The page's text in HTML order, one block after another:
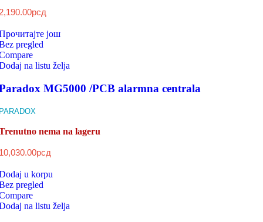
рсд
још
pregled
na listu želja
MG5000 /PCB alarmna centrala
nema na lageru
рсд
u korpu
pregled
na listu želja